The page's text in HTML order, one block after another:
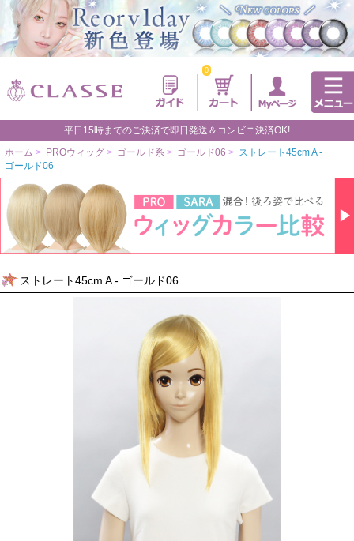
0
平日15時までのご決済で即日発送＆コンビニ決済OK!
ホーム > PROウィッグ > ゴールド系 > ゴールド06 > ストレート45cm A -
ゴールド06
ストレート45cm A - ゴールド06